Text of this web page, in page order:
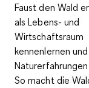
Faust den Wald
als Lebens- und
Wirtschaftsraum
kennenlernen und
So macht die